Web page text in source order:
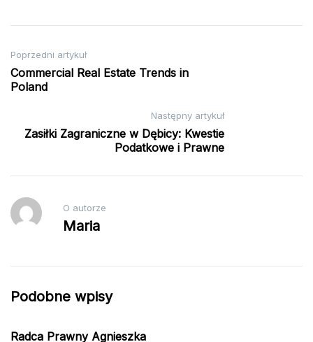
Nawigacja
wpisu
Poprzedni artykuł
Commercial Real Estate Trends in
Poland
Następny artykuł
Zasiłki Zagraniczne w Dębicy: Kwestie
Podatkowe i Prawne
O autorze
Maria
Podobne wpisy
Radca Prawny Agnieszka